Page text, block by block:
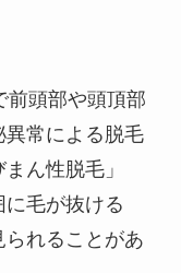
前頭部や頭頂部
常による脱毛
ん性脱毛」
毛が抜ける
られることがあ